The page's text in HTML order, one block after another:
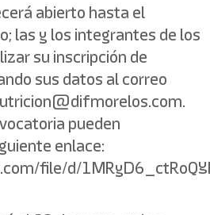
abierto hasta el
las y los integrantes de los
su inscripción de
sus datos al correo
pueden
enlace:
file/d/